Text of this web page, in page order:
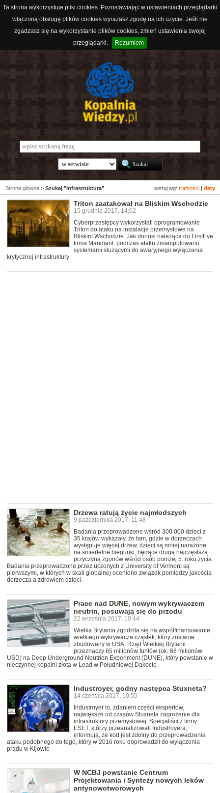
Ta strona wykorzystuje pliki cookies. Pozostawiając w ustawieniach przeglądarki
włączoną obsługę plików cookies wyrażasz zgodę na ich użycie. Jeśli nie
zgadzasz się na wykorzystanie plików cookies, zmień ustawienia swojej
przeglądarki.
Rozumiem
sortuj wg: trafności daty
Strona główna > Szukaj "infrastruktura"
Triton zaatakował na Bliskim Wschodzie
15 grudnia 2017, 14:02
Cyberprzestępcy wykorzystali oprogramowanie
Triton do ataku na instalacje przemysłowe na
Bliskim Wschodzie. Jak donosi należąca do FirstEye
firma Mandiant, podczas ataku zmanipulowano
systemami służącymi do awaryjnego wyłączania
krytycznej infrastruktury
Drzewa ratują życie najmłodszych
9 października 2017, 11:48
Badania przeprowadzone wśród 300 000 dzieci z
35 krajów wykazały, że tam, gdzie w dorzeczach
występuje więcej drzew, dzieci są mniej narażone
na śmiertelne biegunki, będące drugą najczęstszą
przyczyną zgonów wśród osób poniżej 5. roku życia.
Badania przeprowadzone przez uczonych z University of Vermont są
pierwszymi, w których w skali globalnej oceniono związek pomiędzy jakością
dorzecza a zdrowiem dzieci.
Prace nad DUNE, nowym wykrywaczem
neutrin, posuwają się do przodu
22 września 2017, 10:44
Wielka Brytania zgodziła się na współfinansowanie
wielkiego wykrywacza cząstek, który zostanie
zbudowany w USA. Rząd Wielkiej Brytanii
przeznaczy 65 milionów funtów (ok. 88 milionów
USD) na Deep Underground Neutrion Experiment (DUNE), który powstanie w
nieczynnej kopalni złota w Lead w Południowej Dakocie
Industroyer, godny następca Stuxneta?
14 czerwca 2017, 10:55
Industroyer to, zdaniem części ekspertów,
największe od czasów Stuxneta zagrożenie dla
infrastruktury przemysłowej. Specjaliści z firmy
ESET, którzy przeanalizowali Industroyera,
informują, że kod jest zdolny do przeprowadzenia
ataku podobnego do tego, który w 2016 roku doprowadził do wyłączenia
prądu w Kijowie
W NCBJ powstanie Centrum
Projektowania i Syntezy nowych leków
antynowotworowych